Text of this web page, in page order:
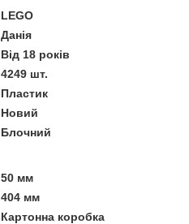
LEGO
Данія
Від 18 років
4249 шт.
Пластик
Новий
Блочний
50 мм
404 мм
Картонна коробка